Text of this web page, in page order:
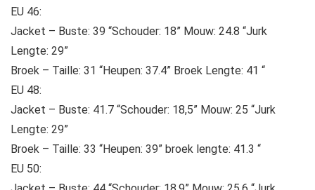
EU 46:
Jacket – Buste: 39 “Schouder: 18” Mouw: 24.8 “Jurk
Lengte: 29”
Broek – Taille: 31 “Heupen: 37.4” Broek Lengte: 41 “
EU 48:
Jacket – Buste: 41.7 “Schouder: 18,5” Mouw: 25 “Jurk
Lengte: 29”
Broek – Taille: 33 “Heupen: 39” broek lengte: 41.3 “
EU 50: